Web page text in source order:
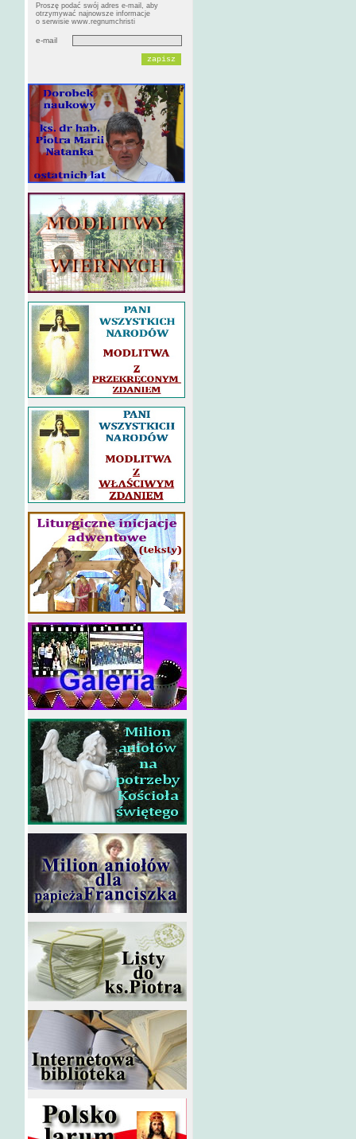
Proszę podać swój adres e-mail, aby
otrzymywać najnowsze informacje
o serwisie www.regnumchristi
e-mail